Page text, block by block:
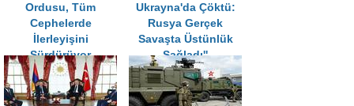
Ordusu, Tüm
Cephelerde
İlerleyişini
Sürdürüyor
Ukrayna'da Çöktü:
Rusya Gerçek
Savaşta Üstünlük
Sağladı''